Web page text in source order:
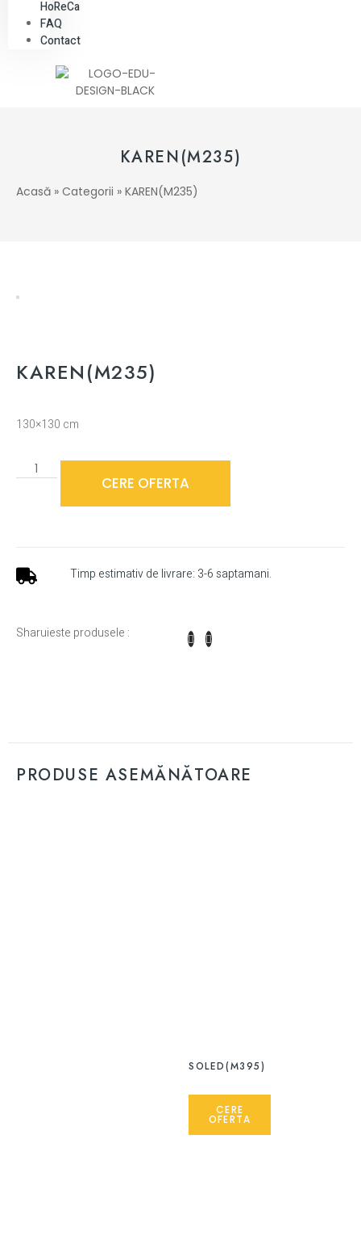
HoReCa
FAQ
Contact
KAREN(M235)
Acasă » Categorii » KAREN(M235)
KAREN(M235)
130×130 cm
CERE OFERTA
Timp estimativ de livrare: 3-6 saptamani.
Sharuieste produsele :
PRODUSE ASEMĂNĂTOARE
SOLED(M395)
CERE
OFERTA